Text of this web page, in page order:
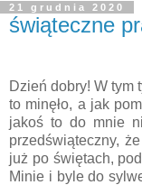
21 grudnia 2020
świąteczne
Dzień dobry! W tym
to minęło, a jak
jakoś to do mnie
przedświąteczny,
już po świętach,
Minie i byle do